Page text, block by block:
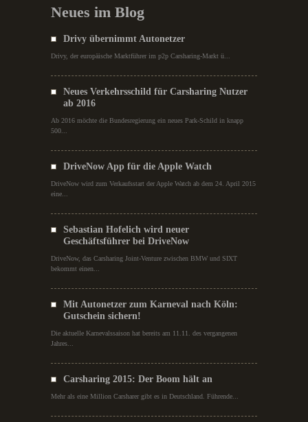
Neues im Blog
Drivy übernimmt Autonetzer
Drivy, der europäische Marktführer im p2p Carsharing-Markt ü...
Neues Verkehrsschild für Carsharing Nutzer
ab 2016
Ab 2016 möchte die Bundesregierung ein neues Park-Schild in knapp
500...
DriveNow App für die Apple Watch
DriveNow wird zum Verkaufsstart der Apple Watch ab dem 24. April 2015
eine...
Sebastian Hofelich wird neuer
Geschäftsführer bei DriveNow
DriveNow, das Carsharing Joint-Venture zwischen BMW und SIXT
bekommt einen...
Mit Autonetzer zum Karneval nach Köln:
Gutschein sichern!
Die aktuelle Karnevalssaison hat bereits am 11.11. des vergangenen
Jahres...
Carsharing 2015: Der Boom hält an
Mehr als eine Million Carsharer gibt es in Deutschland. Führende...